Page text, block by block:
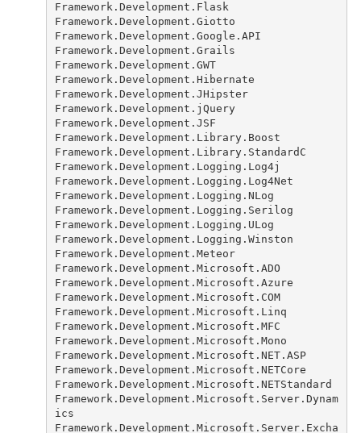
Framework.Development.Flask
Framework.Development.Giotto
Framework.Development.Google.API
Framework.Development.Grails
Framework.Development.GWT
Framework.Development.Hibernate
Framework.Development.JHipster
Framework.Development.jQuery
Framework.Development.JSF
Framework.Development.Library.Boost
Framework.Development.Library.StandardC
Framework.Development.Logging.Log4j
Framework.Development.Logging.Log4Net
Framework.Development.Logging.NLog
Framework.Development.Logging.Serilog
Framework.Development.Logging.ULog
Framework.Development.Logging.Winston
Framework.Development.Meteor
Framework.Development.Microsoft.ADO
Framework.Development.Microsoft.Azure
Framework.Development.Microsoft.COM
Framework.Development.Microsoft.Linq
Framework.Development.Microsoft.MFC
Framework.Development.Microsoft.Mono
Framework.Development.Microsoft.NET.ASP
Framework.Development.Microsoft.NETCore
Framework.Development.Microsoft.NETStandard
Framework.Development.Microsoft.Server.Dynam
ics
Framework.Development.Microsoft.Server.Excha